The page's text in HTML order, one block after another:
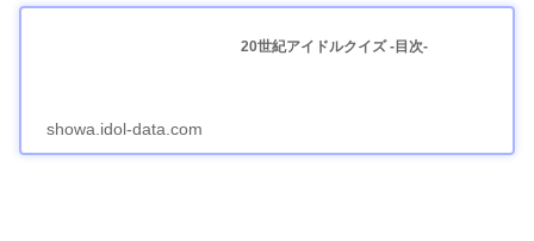
20世紀アイドルクイズ -目次-
showa.idol-data.com